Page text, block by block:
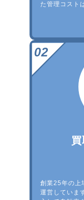
た管理コスト
創業25年の上
運営していま